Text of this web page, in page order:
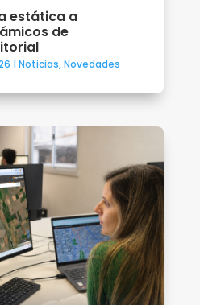
estática a
de
| Noticias,Novedades